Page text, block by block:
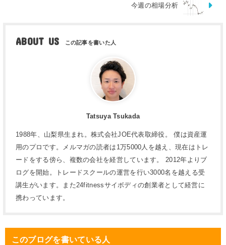
今週の相場分析
ABOUT US
Tatsuya Tsukada
1988年、山梨県生まれ。株式会社JOE代表取締役。 僕は資産運
用のプロです。メルマガの読者は1万5000人を越え、現在はトレ
ードをする傍ら、複数の会社を経営しています。 2012年よりブ
ログを開始。トレードスクールの運営を行い3000名を越える受
講生がいます。また24fitnessサイボディの創業者として経営に
携わっています。
このブログを書いている人